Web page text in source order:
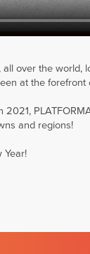
all over the world,
at the forefront
2021,
and regions!
Year!